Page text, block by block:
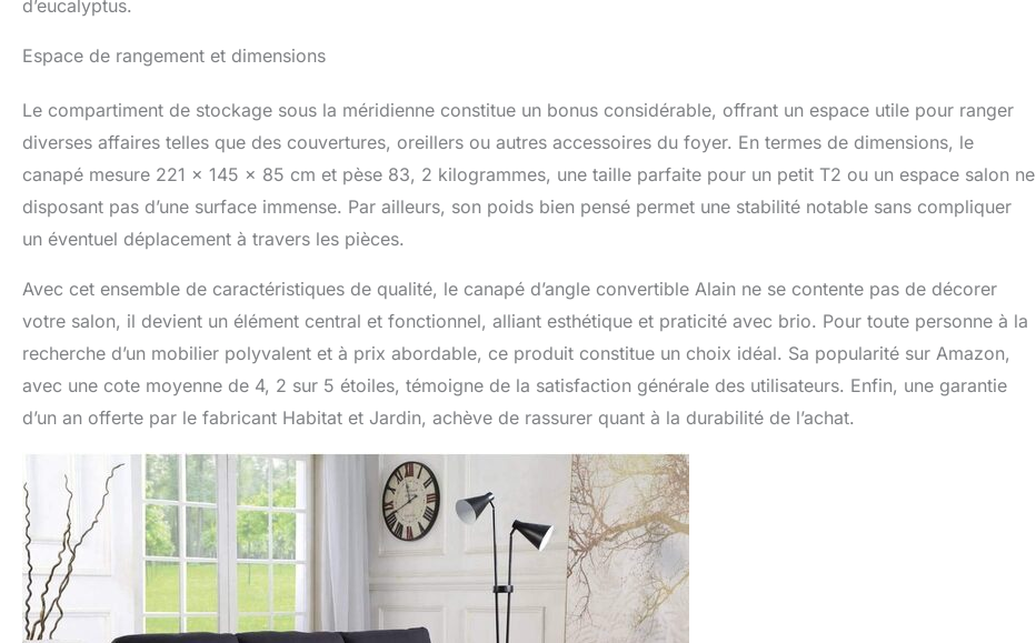
d’eucalyptus.
Espace de rangement et dimensions
Le compartiment de stockage sous la méridienne constitue un bonus considérable, offrant un espace utile pour ranger
diverses affaires telles que des couvertures, oreillers ou autres accessoires du foyer. En termes de dimensions, le
canapé mesure 221 x 145 x 85 cm et pèse 83, 2 kilogrammes, une taille parfaite pour un petit T2 ou un espace salon ne
disposant pas d’une surface immense. Par ailleurs, son poids bien pensé permet une stabilité notable sans compliquer
un éventuel déplacement à travers les pièces.
Avec cet ensemble de caractéristiques de qualité, le canapé d’angle convertible Alain ne se contente pas de décorer
votre salon, il devient un élément central et fonctionnel, alliant esthétique et praticité avec brio. Pour toute personne à la
recherche d’un mobilier polyvalent et à prix abordable, ce produit constitue un choix idéal. Sa popularité sur Amazon,
avec une cote moyenne de 4, 2 sur 5 étoiles, témoigne de la satisfaction générale des utilisateurs. Enfin, une garantie
d’un an offerte par le fabricant Habitat et Jardin, achève de rassurer quant à la durabilité de l’achat.